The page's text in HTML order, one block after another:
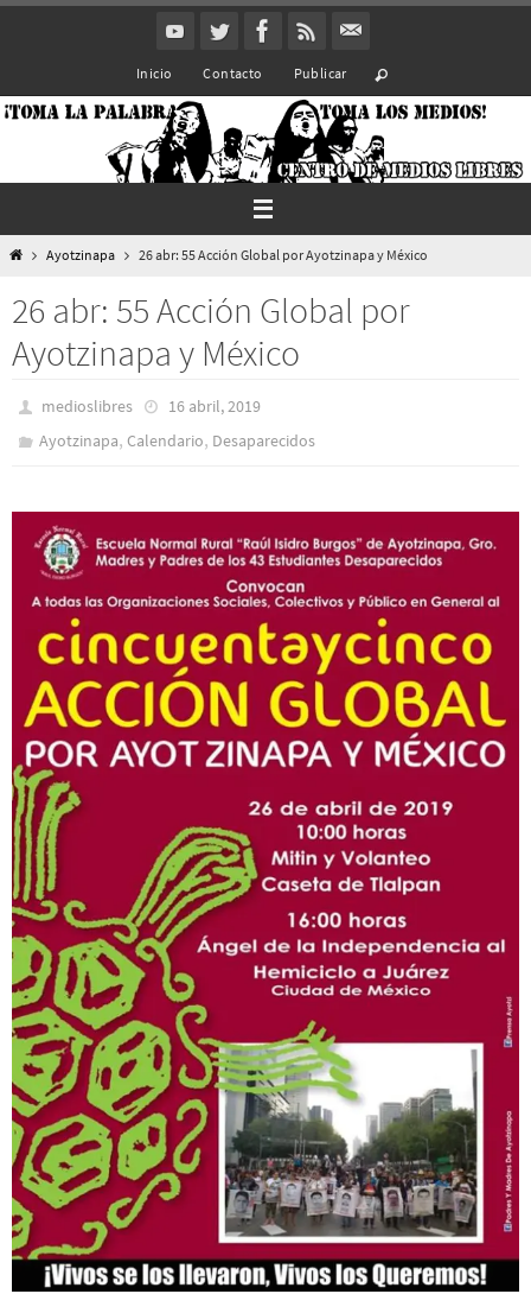
Inicio Contacto Publicar
InicioAyotzinapa 26 abr: 55 Acción Global por Ayotzinapa y México
26 abr: 55 Acción Global por
Ayotzinapa y México
medioslibres
16 abril, 2019
Ayotzinapa,Calendario, Desaparecidos